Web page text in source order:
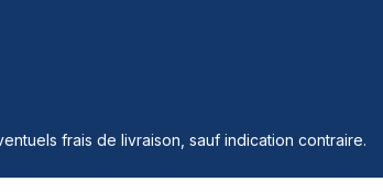
frais de livraison, sauf indication contraire.